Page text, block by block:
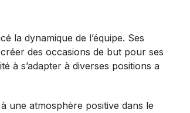
la dynamique de l’équipe. Ses
des occasions de but pour ses
à s’adapter à diverses positions a
une atmosphère positive dans le